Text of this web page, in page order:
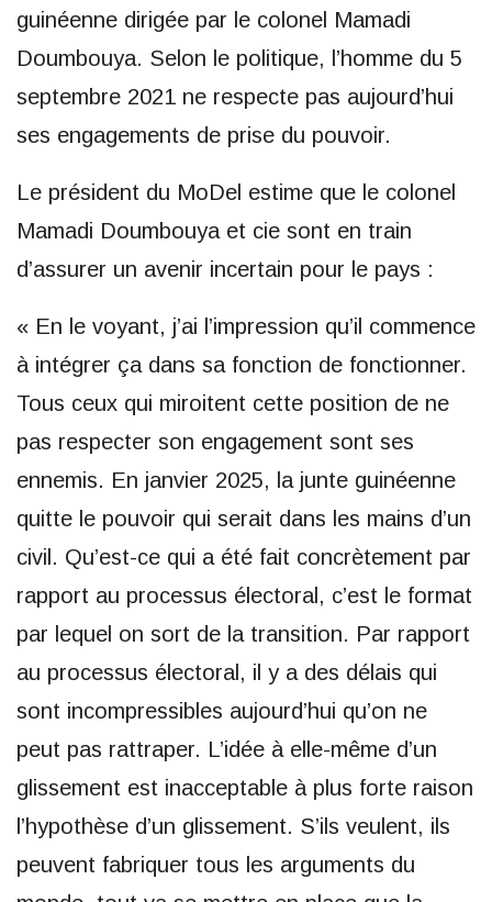
guinéenne dirigée par le colonel Mamadi
Doumbouya. Selon le politique, l’homme du 5
septembre 2021 ne respecte pas aujourd’hui
ses engagements de prise du pouvoir.
Le président du MoDel estime que le colonel
Mamadi Doumbouya et cie sont en train
d’assurer un avenir incertain pour le pays :
« En le voyant, j’ai l’impression qu’il commence
à intégrer ça dans sa fonction de fonctionner.
Tous ceux qui miroitent cette position de ne
pas respecter son engagement sont ses
ennemis. En janvier 2025, la junte guinéenne
quitte le pouvoir qui serait dans les mains d’un
civil. Qu’est-ce qui a été fait concrètement par
rapport au processus électoral, c’est le format
par lequel on sort de la transition. Par rapport
au processus électoral, il y a des délais qui
sont incompressibles aujourd’hui qu’on ne
peut pas rattraper. L’idée à elle-même d’un
glissement est inacceptable à plus forte raison
l’hypothèse d’un glissement. S’ils veulent, ils
peuvent fabriquer tous les arguments du